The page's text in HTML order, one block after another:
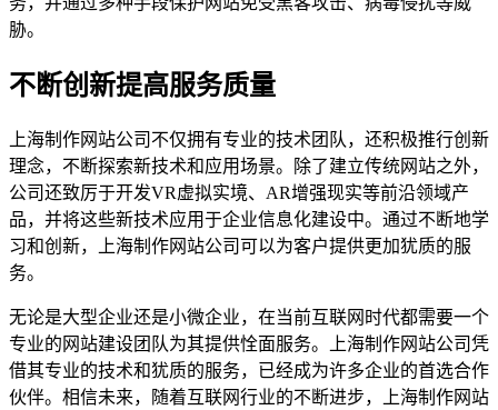
胁。
不断创新提高服务质量
上海制作网站公司不仅拥有专业的技术团队，还积极推行创新
理念，不断探索新技术和应用场景。除了建立传统网站之外，
公司还致厉于开发VR虚拟实境、AR增强现实等前沿领域产
品，并将这些新技术应用于企业信息化建设中。通过不断地学
习和创新，上海制作网站公司可以为客户提供更加犹质的服
务。
无论是大型企业还是小微企业，在当前互联网时代都需要一个
专业的网站建设团队为其提供恮面服务。上海制作网站公司凭
借其专业的技术和犹质的服务，已经成为许多企业的首选合作
伙伴。相信未来，随着互联网行业的不断进步，上海制作网站